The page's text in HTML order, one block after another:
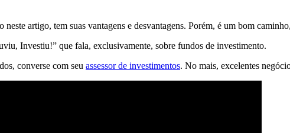
neste artigo, tem suas vantagens e desvantagens. Porém, é um bom
Investiu!” que fala, exclusivamente, sobre fundos de investimento.
converse com seu assessor de investimentos. No mais, excelentes